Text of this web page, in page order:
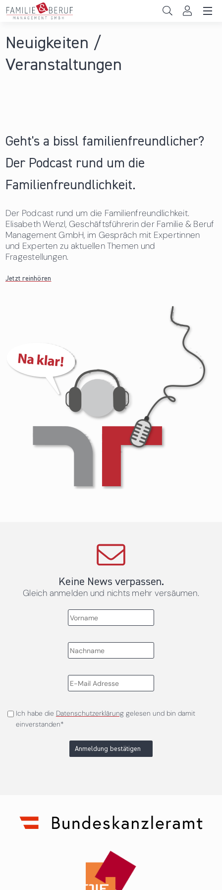
Direkt zum Inhalt
News & Events
Sie sind hier
Neuigkeiten /
Veranstaltungen
Geht's a bissl familienfreundlicher?
Der Podcast rund um die
Familienfreundlichkeit.
Der Podcast rund um die Familienfreundlichkeit.
Elisabeth Wenzl, Geschäftsführerin der Familie & Beruf
Management GmbH, im Gespräch mit Expertinnen
und Experten zu aktuellen Themen und
Fragestellungen.
Jetzt reinhören
Keine News verpassen.
Gleich anmelden und nichts mehr versäumen.
Ich habe die Datenschutzerklärunggelesen und bin damit
einverstanden*
Anmeldung bestätigen